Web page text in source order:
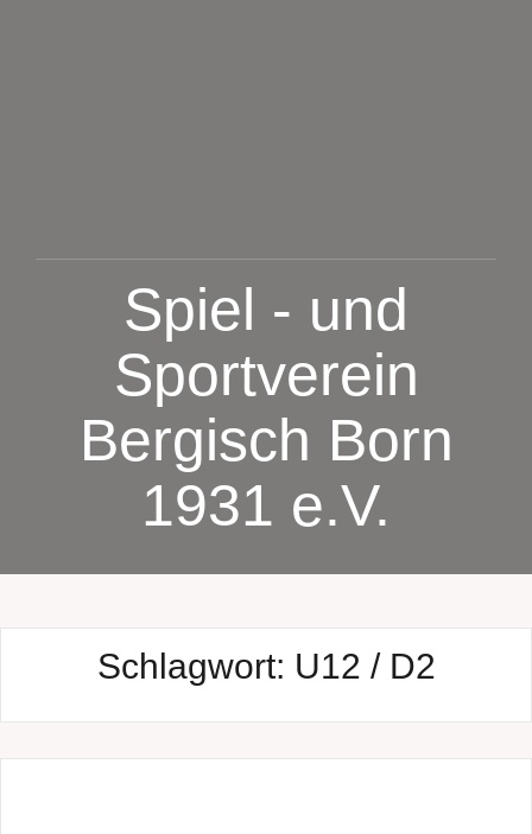
Spiel - und
Sportverein
Bergisch Born
1931 e.V.
Schlagwort: U12 / D2